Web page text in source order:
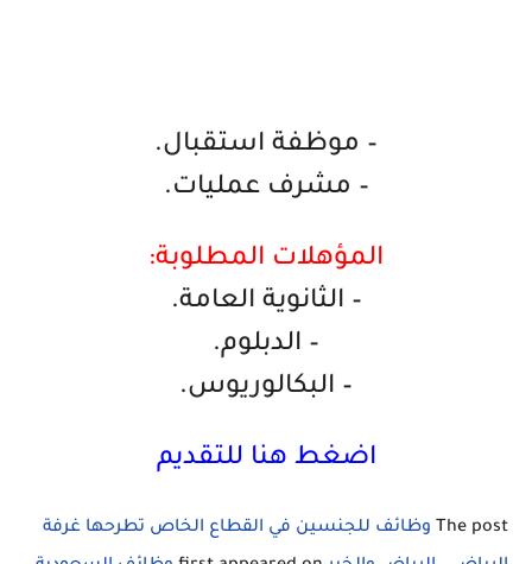
– موظفة استقبال.
– مشرف عمليات.
المؤهلات المطلوبة:
– الثانوية العامة.
– الدبلوم.
– البكالوريوس.
اضغط هنا للتقديم
The post وظائف للجنسين في القطاع الخاص تطرحها غرفة